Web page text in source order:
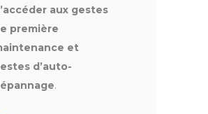
aux gestes
première
et
d’auto-
.